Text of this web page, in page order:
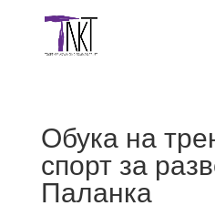
Обука на
спорт за
Паланка